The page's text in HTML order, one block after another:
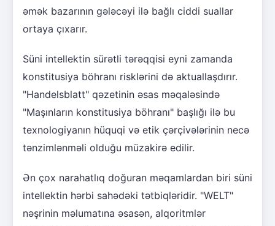
əmək bazarının gələcəyi ilə bağlı ciddi suallar
ortaya çıxarır.
Süni intellektin sürətli tərəqqisi eyni zamanda
konstitusiya böhranı risklərini də aktuallaşdırır.
"Handelsblatt" qəzetinin əsas məqaləsində
"Maşınların konstitusiya böhranı" başlığı ilə bu
texnologiyanın hüquqi və etik çərçivələrinin necə
tənzimlənməli olduğu müzakirə edilir.
Ən çox narahatlıq doğuran məqamlardan biri süni
intellektin hərbi sahədəki tətbiqləridir. "WELT"
nəşrinin məlumatına əsasən, alqoritmlər